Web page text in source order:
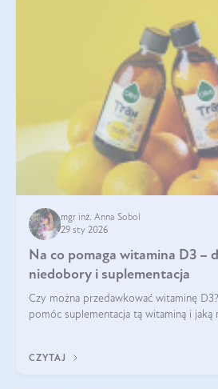
mgr inż. Anna Sobol
29 sty 2026
Na co pomaga witamina D3 –
niedobory i suplementacja
Czy można przedawkować witaminę
pomóc suplementacja tą witaminą i jaką
robić?
CZYTAJ